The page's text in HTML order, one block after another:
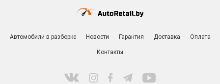
Автомобили в разборке Новости Гарантия Доставка Оплата
Контакты